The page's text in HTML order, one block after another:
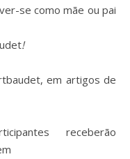
se como mãe ou pai
!
em artigos de
receberão